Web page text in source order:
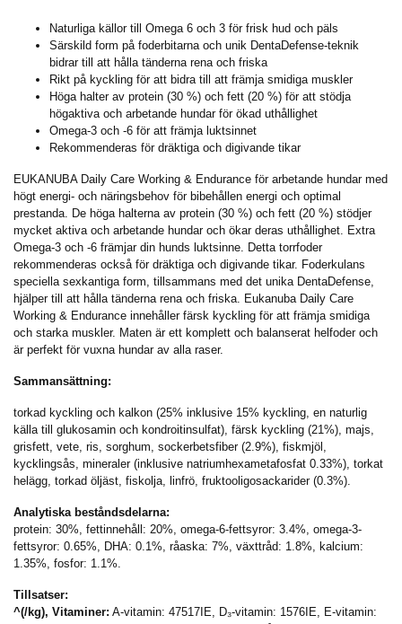
Naturliga källor till Omega 6 och 3 för frisk hud och päls
Särskild form på foderbitarna och unik DentaDefense-teknik
bidrar till att hålla tänderna rena och friska
Rikt på kyckling för att bidra till att främja smidiga muskler
Höga halter av protein (30 %) och fett (20 %) för att stödja
högaktiva och arbetande hundar för ökad uthållighet
Omega-3 och -6 för att främja luktsinnet
Rekommenderas för dräktiga och digivande tikar
EUKANUBA Daily Care Working & Endurance för arbetande hundar med
högt energi- och näringsbehov för bibehållen energi och optimal
prestanda. De höga halterna av protein (30 %) och fett (20 %) stödjer
mycket aktiva och arbetande hundar och ökar deras uthållighet. Extra
Omega-3 och -6 främjar din hunds luktsinne. Detta torrfoder
rekommenderas också för dräktiga och digivande tikar. Foderkulans
speciella sexkantiga form, tillsammans med det unika DentaDefense,
hjälper till att hålla tänderna rena och friska. Eukanuba Daily Care
Working & Endurance innehåller färsk kyckling för att främja smidiga
och starka muskler. Maten är ett komplett och balanserat helfoder och
är perfekt för vuxna hundar av alla raser.
Sammansättning:
torkad kyckling och kalkon (25% inklusive 15% kyckling, en naturlig
källa till glukosamin och kondroitinsulfat), färsk kyckling (21%), majs,
grisfett, vete, ris, sorghum, sockerbetsfiber (2.9%), fiskmjöl,
kycklingsås, mineraler (inklusive natriumhexametafosfat 0.33%), torkat
helägg, torkad öljäst, fiskolja, linfrö, fruktooligosackarider (0.3%).
Analytiska beståndsdelarna:
protein: 30%, fettinnehåll: 20%, omega-6-fettsyror: 3.4%, omega-3-
fettsyror: 0.65%, DHA: 0.1%, råaska: 7%, växttråd: 1.8%, kalcium:
1.35%, fosfor: 1.1%.
Tillsatser:
^(/kg), Vitaminer: A-vitamin: 47517IE, D₃-vitamin: 1576IE, E-vitamin: